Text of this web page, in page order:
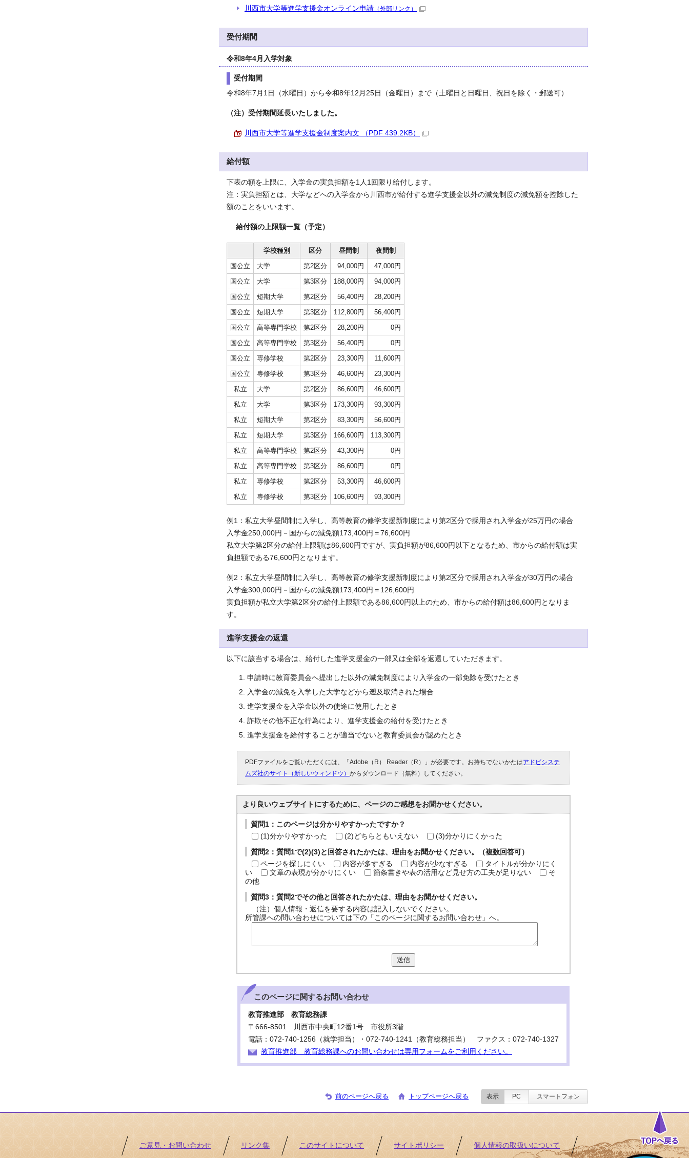
川西市大学等進学支援金オンライン申請 （外部リンク）
受付期間
令和8年4月入学対象
受付期間
令和8年7月1日（水曜日）から令和8年12月25日（金曜日）まで（土曜日と日曜日、祝日を除く・郵送可）
（注）受付期間延長いたしました。
川西市大学等進学支援金制度案内文 （PDF 439.2KB）
給付額
下表の額を上限に、入学金の実負担額を1人1回限り給付します。
注：実負担額とは、大学などへの入学金から川西市が給付する進学支援金以外の減免制度の減免額を控除した
額のことをいいます。
給付額の上限額一覧（予定）
学校種別 区分 昼間制
夜間制
国公立
大学 第2区分 94,000円
47,000円
国公立
大学 第3区分 188,000円
94,000円
国公立
短期大学 第2区分 56,400円
28,200円
国公立
短期大学 第3区分 112,800円
56,400円
国公立
高等専門学校 第2区分 28,200円
0円
国公立
高等専門学校 第3区分 56,400円
0円
国公立
専修学校 第2区分 23,300円
11,600円
国公立
専修学校 第3区分 46,600円
23,300円
私立
大学 第2区分 86,600円
46,600円
私立
大学 第3区分 173,300円
93,300円
私立
短期大学 第2区分 83,300円
56,600円
私立
短期大学 第3区分 166,600円
113,300円
私立
高等専門学校 第2区分 43,300円
0円
私立
高等専門学校 第3区分 86,600円
0円
私立
専修学校 第2区分 53,300円
46,600円
私立
専修学校 第3区分 106,600円 93,300円
例1：私立大学昼間制に入学し、高等教育の修学支援新制度により第2区分で採用され入学金が25万円の場合
入学金250,000円－国からの減免額173,400円＝76,600円
私立大学第2区分の給付上限額は86,600円ですが、実負担額が86,600円以下となるため、市からの給付額は実
負担額である76,600円となります。
例2：私立大学昼間制に入学し、高等教育の修学支援新制度により第2区分で採用され入学金が30万円の場合
入学金300,000円－国からの減免額173,400円＝126,600円
実負担額が私立大学第2区分の給付上限額である86,600円以上のため、市からの給付額は86,600円となりま
す。
進学支援金の返還
以下に該当する場合は、給付した進学支援金の一部又は全部を返還していただきます。
申請時に教育委員会へ提出した以外の減免制度により入学金の一部免除を受けたとき
入学金の減免を入学した大学などから遡及取消された場合
進学支援金を入学金以外の使途に使用したとき
詐欺その他不正な行為により、進学支援金の給付を受けたとき
進学支援金を給付することが適当でないと教育委員会が認めたとき
PDFファイルをご覧いただくには、「Adobe（R） Reader（R）」が必要です。お持ちでないかたはアドビシステ
ムズ社のサイト（新しいウィンドウ） からダウンロード（無料）してください。
より良いウェブサイトにするために、ページのご感想をお聞かせください。
質問1：このページは分かりやすかったですか？
(1)分かりやすかった
(2)どちらともいえない (3)分かりにくかった
質問2：質問1で(2)(3)と回答されたかたは、理由をお聞かせください。（複数回答可）
ページを探しにくい
内容が多すぎる 内容が少なすぎる
タイトルが分かりにく
い
文章の表現が分かりにくい 箇条書きや表の活用など見せ方の工夫が足りない
そ
の他
質問3：質問2でその他と回答されたかたは、理由をお聞かせください。
（注）個人情報・返信を要する内容は記入しないでください。
所管課への問い合わせについては下の「このページに関するお問い合わせ」へ。
送信
このページに関するお問い合わせ
教育推進部 教育総務課
〒666-8501 川西市中央町12番1号 市役所3階
電話：072-740-1256（就学担当）・072-740-1241（教育総務担当） ファクス：072-740-1327
教育推進部 教育総務課へのお問い合わせは専用フォームをご利用ください。
前のページへ戻る トップページへ戻る 表示 PC スマートフォン
ご意見・お問い合わせ リンク集 このサイトについて サイトポリシー 個人情報の取扱いについて